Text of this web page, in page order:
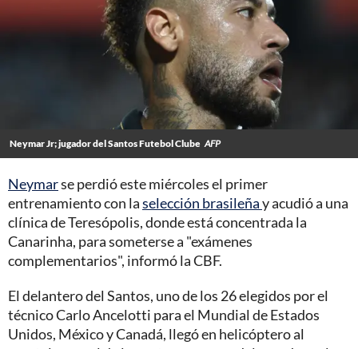
Neymar Jr; jugador del Santos Futebol Clube AFP
Neymarse perdió este miércoles el primer
entrenamiento con laselección brasileñay acudió a una
clínica de Teresópolis, donde está concentrada la
Canarinha, para someterse a "exámenes
complementarios", informó la CBF.
El delantero del Santos, uno de los 26 elegidos por el
técnico Carlo Ancelotti para el Mundial de Estados
Unidos, México y Canadá, llegó en helicóptero al